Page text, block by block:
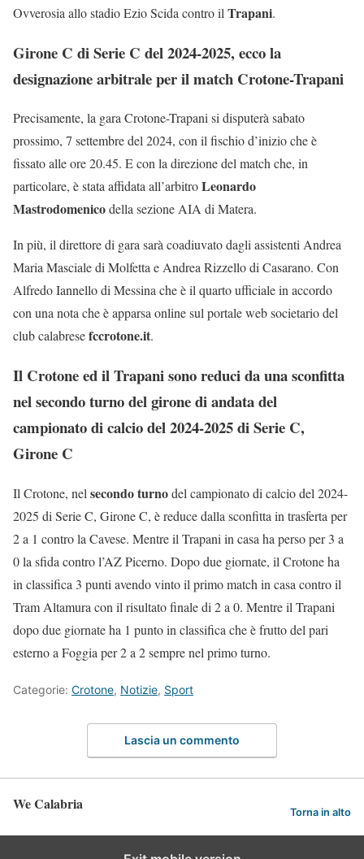
Ovverosia allo stadio Ezio Scida contro il Trapani.
Girone C di Serie C del 2024-2025, ecco la
designazione arbitrale per il match Crotone-Trapani
Precisamente, la gara Crotone-Trapani si disputerà sabato
prossimo, 7 settembre del 2024, con il fischio d’inizio che è
fissato alle ore 20.45. E con la direzione del match che, in
particolare, è stata affidata all’arbitroLeonardo
Mastrodomenicodella sezione AIA di Matera.
In più, il direttore di gara sarà coadiuvato dagli assistenti Andrea
Maria Masciale di Molfetta e Andrea Rizzello di Casarano. Con
Alfredo Iannello di Messina che è il quarto ufficiale in accordo
con una nota che è apparsa online sul portale web societario del
club calabresefccrotone.it.
Il Crotone ed il Trapani sono reduci da una sconfitta
nel secondo turno del girone di andata del
campionato di calcio del 2024-2025 di Serie C,
Girone C
Il Crotone, nel secondo turnodel campionato di calcio del 2024-
2025 di Serie C, Girone C, è reduce dalla sconfitta in trasferta per
2 a 1 contro la Cavese. Mentre il Trapani in casa ha perso per 3 a
0 la sfida contro l’AZ Picerno. Dopo due giornate, il Crotone ha
in classifica 3 punti avendo vinto il primo match in casa contro il
Tram Altamura con il risultato finale di 2 a 0. Mentre il Trapani
dopo due giornate ha 1 punto in classifica che è frutto del pari
esterno a Foggia per 2 a 2 sempre nel primo turno.
Categorie: Crotone, Notizie, Sport
Lascia un commento
We Calabria Torna in alto